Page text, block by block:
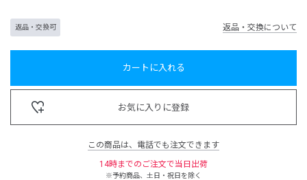
返品・交換可 返品・交換について
カートに入れる
お気に入りに登録
この商品は、電話でも注文できます
14時までのご注文で当日出荷
※予約商品、土日・祝日を除く